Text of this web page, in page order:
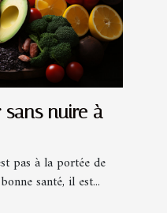
sans nuire à
pas à la portée de
santé, il est...